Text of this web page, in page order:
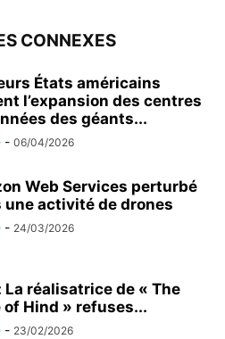
CONNEXES
États américains
l’expansion des centres
des géants...
- 06/04/2026
Web Services perturbé
une activité de drones
- 24/03/2026
La réalisatrice de « The
of Hind » refuses...
- 23/02/2026